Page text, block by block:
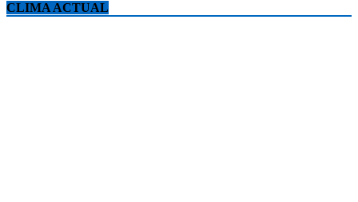
CLIMA ACTUAL